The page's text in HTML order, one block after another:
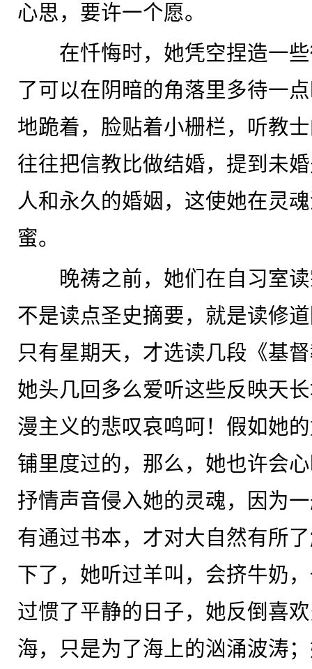
心思，要许一个愿。
在忏悔时，她凭空捏造一些
了可以在阴暗的角落里多待一
地跪着，脸贴着小栅栏，听教
往往把信教比做结婚，提到未
人和永久的婚姻，这使她在灵
蜜。
晚祷之前，她们在自习室读
不是读点圣史摘要，就是读修
只有星期天，才选读几段《基
她头几回多么爱听这些反映天
漫主义的悲叹哀鸣呵！假如她
铺里度过的，那么，她也许会
抒情声音侵入她的灵魂，因为
有通过书本，才对大自然有所
下了，她听过羊叫，会挤牛奶
过惯了平静的日子，她反倒喜
海，只是为了海上的汹涌波涛